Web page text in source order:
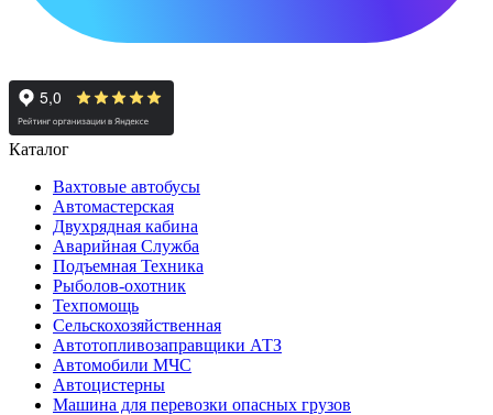
Каталог
Вахтовые автобусы
Автомастерская
Двухрядная кабина
Аварийная Служба
Подъемная Техника
Рыболов-охотник
Техпомощь
Сельскохозяйственная
Автотопливозаправщики АТЗ
Автомобили МЧС
Автоцистерны
Машина для перевозки опасных грузов